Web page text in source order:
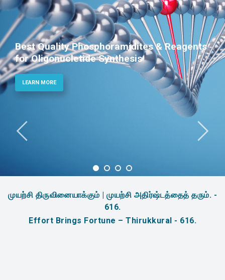
Phosphoramidites for Diagnostic and
Therapeutic Applications
LEARN MORE
முயற்சி திருவினையாக்கும் | முயற்சி அதிர்ஷ்டத்தைத் தரும். -
616.
Effort Brings Fortune – Thirukkural - 616.